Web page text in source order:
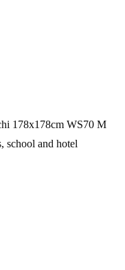
178x178cm WS70 M
school and hotel